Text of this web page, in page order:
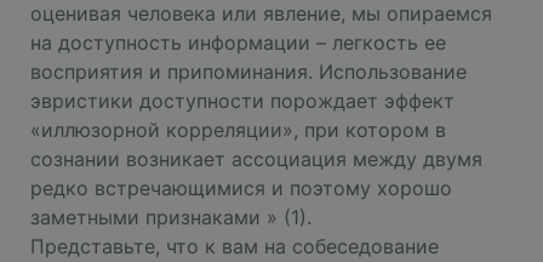
оценивая человека или явление, мы опираемся
на доступность информации – легкость ее
восприятия и припоминания. Использование
эвристики доступности порождает эффект
«иллюзорной корреляции», при котором в
сознании возникает ассоциация между двумя
редко встречающимися и поэтому хорошо
заметными признаками » (1).
Представьте, что к вам на собеседование